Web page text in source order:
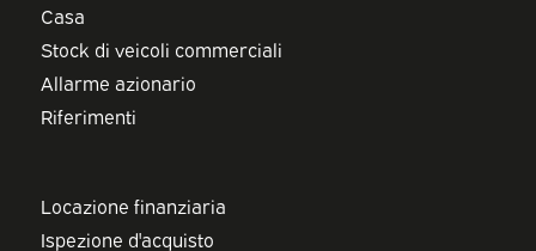
Casa
Stock di veicoli commerciali
Allarme azionario
Riferimenti
Locazione finanziaria
Ispezione d'acquisto